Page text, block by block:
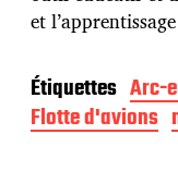
et
Étiquettes Arc-
Flotte d'avions